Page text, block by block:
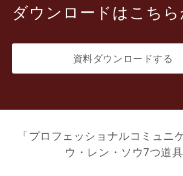
ダウンロードはこちら
資料ダウンロードする
「プロフェッショナルコミュ
ウ・レン・ソウ7つ道具